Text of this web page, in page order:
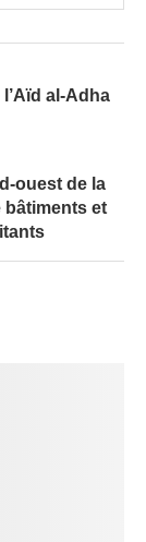
al-Adha
ouest de la
bâtiments et